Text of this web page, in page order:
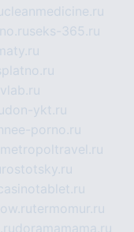
cleanmedicine.ru
seks-365.ru
don-ykt.ru
porno.ru
metropoltravel.ru
rostotsky.ru
termomur.ru
doramamama.ru